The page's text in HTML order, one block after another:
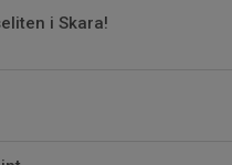
i Skara!